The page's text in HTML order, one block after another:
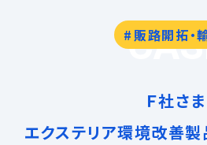
販路開拓・
Ｆ社さま
エクステリア環境改善